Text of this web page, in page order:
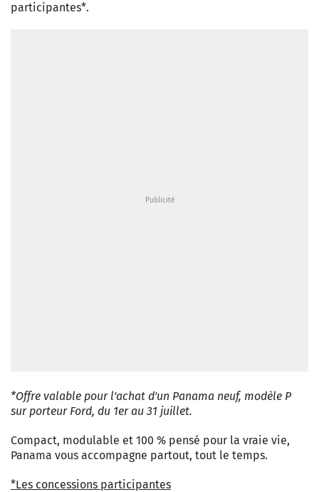
participantes*.
*Offre valable pour l'achat d'un Panama neuf, modèle P
sur porteur Ford, du 1er au 31 juillet.
Compact, modulable et 100 % pensé pour la vraie vie,
Panama vous accompagne partout, tout le temps.
*Les concessions participantes